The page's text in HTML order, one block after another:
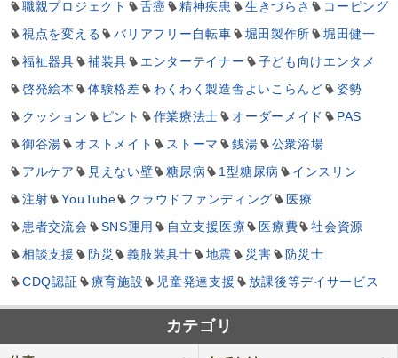
職親プロジェクト
舌癌 精神疾患 生きづらさ
コーピング
視点を変える
バリアフリー自転車 堀田製作所
堀田健一
福祉器具
補装具 エンターテイナー
子ども向けエンタメ
啓発絵本
体験格差 わくわく製造舎よいこらんど
姿勢
クッション
ピント 作業療法士 オーダーメイド
PAS
御谷湯
オストメイト ストーマ 銭湯
公衆浴場
アルケア
見えない壁 糖尿病 1型糖尿病
インスリン
注射
YouTube クラウドファンディング
医療
患者交流会
SNS運用 自立支援医療 医療費
社会資源
相談支援
防災 義肢装具士 地震 災害
防災士
CDQ認証
療育施設 児童発達支援 放課後等デイサービス
カテゴリ